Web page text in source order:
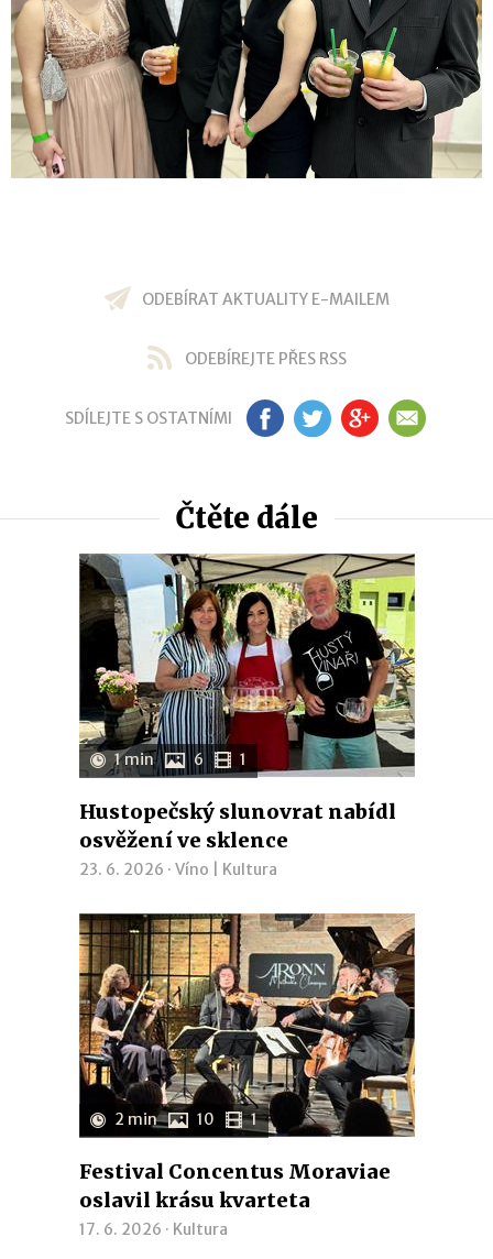
ODEBÍRAT AKTUALITY E-MAILEM
ODEBÍREJTE PŘES RSS
SDÍLEJTE S OSTATNÍMI FB TW GP EM
Čtěte dále
1 min 6 1
Hustopečský slunovrat nabídl
osvěžení ve sklence
23. 6. 2026 · Víno Kultura
2 min 10 1
Festival Concentus Moraviae
oslavil krásu kvarteta
17. 6. 2026 · Kultura